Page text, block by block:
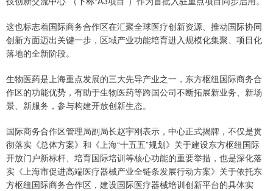
这也标志着国际商务合作区在汇聚全球医疗创新资源、推动国际协同
创新方面迈出关键一步，区域产业功能培育进入规模化集聚、项目化
落地的全新阶段。
生物医药是上海重点发展的三大先导产业之一，东方枢纽国际商务合
作区的功能优势，有助于生物医药等跨国公司不断拓展新业务、新场
景、新服务，参与构建开放创新生态。
国际商务合作区管理局副局长赵宇刚表示，中心正式揭牌，不仅是贯
彻落实《总体方案》和《上海“十五五”规划》关于建设东方枢纽国际
开放门户新标杆、培育国际培训等核心功能的重要举措，也是深化落
实《上海市促进高端医疗器械产业全链条发展行动方案》关于依托东
方枢纽国际商务合作区，建设国际医疗器械培训创新平台的具体实